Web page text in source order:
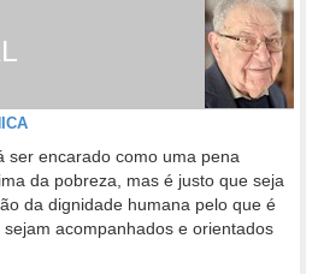
ser encarado como uma pena
da pobreza, mas é justo que seja
da dignidade humana pelo que é
acompanhados e orientados